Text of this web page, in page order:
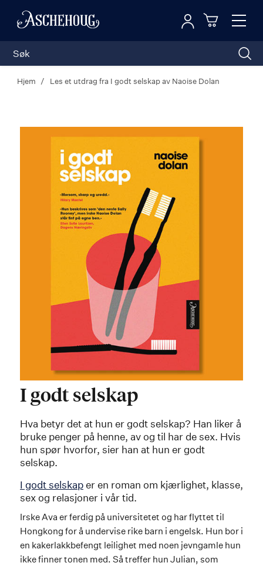
Toggle
Logg inn
Hjem Les et utdrag fra I godt selskap av Naoise Dolan
I godt selskap
Hva betyr det at hun er godt selskap? Han liker å
bruke penger på henne, av og til har de sex. Hvis
hun spør hvorfor, sier han at hun er godt
selskap.
I godt selskap er en roman om kjærlighet, klasse,
sex og relasjoner i vår tid.
Irske Ava er ferdig på universitetet og har flyttet til
Hongkong for å undervise rike barn i engelsk. Hun bor i
en kakerlakkbefengt leilighet med noen jevngamle hun
ikke finner tonen med. Så treffer hun Julian, som